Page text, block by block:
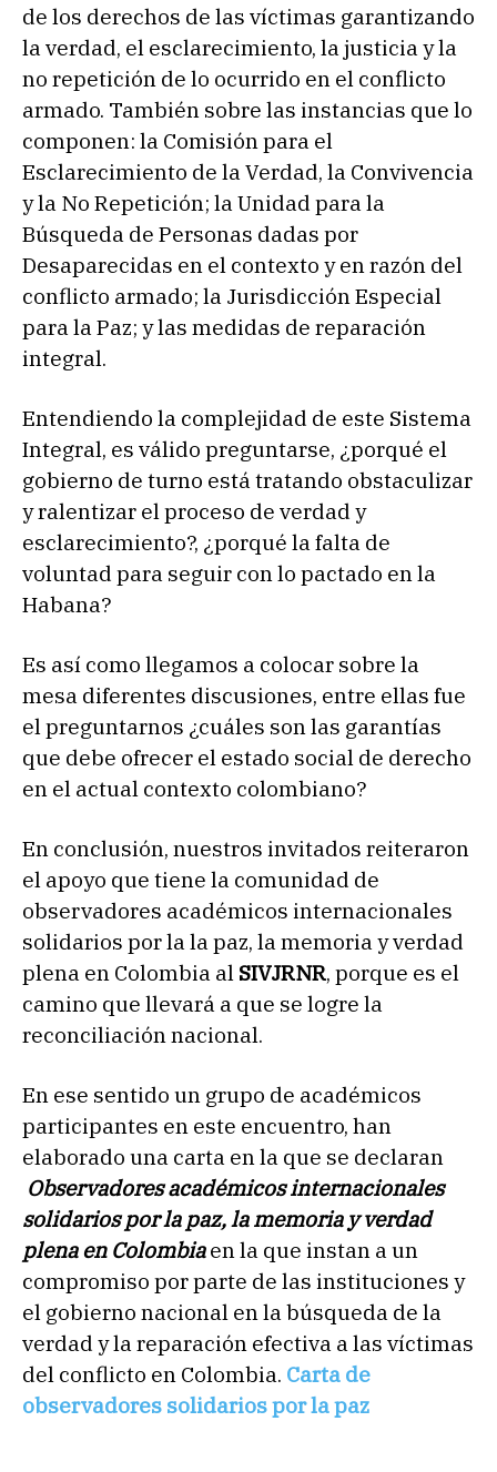
de los derechos de las víctimas garantizando
la verdad, el esclarecimiento, la justicia y la
no repetición de lo ocurrido en el conflicto
armado. También sobre las instancias que lo
componen: la Comisión para el
Esclarecimiento de la Verdad, la Convivencia
y la No Repetición; la Unidad para la
Búsqueda de Personas dadas por
Desaparecidas en el contexto y en razón del
conflicto armado; la Jurisdicción Especial
para la Paz; y las medidas de reparación
integral.
Entendiendo la complejidad de este Sistema
Integral, es válido preguntarse, ¿porqué el
gobierno de turno está tratando obstaculizar
y ralentizar el proceso de verdad y
esclarecimiento?, ¿porqué la falta de
voluntad para seguir con lo pactado en la
Habana?
Es así como llegamos a colocar sobre la
mesa diferentes discusiones, entre ellas fue
el preguntarnos ¿cuáles son las garantías
que debe ofrecer el estado social de derecho
en el actual contexto colombiano?
En conclusión, nuestros invitados reiteraron
el apoyo que tiene la comunidad de
observadores académicos internacionales
solidarios por la la paz, la memoria y verdad
plena en Colombia al SIVJRNR, porque es el
camino que llevará a que se logre la
reconciliación nacional.
En ese sentido un grupo de académicos
participantes en este encuentro, han
elaborado una carta en la que se declaran
Observadores académicos internacionales
solidarios por la paz, la memoria y verdad
plena en Colombiaen la que instan a un
compromiso por parte de las instituciones y
el gobierno nacional en la búsqueda de la
verdad y la reparación efectiva a las víctimas
del conflicto en Colombia. Carta de
observadores solidarios por la paz